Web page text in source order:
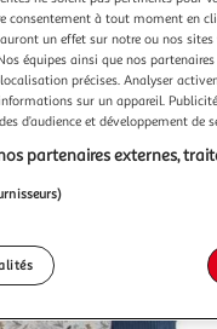
consentement à tout moment en
un effet sur notre ou nos
équipes ainsi que nos
précises. Analyser
sur un appareil.
d’audience et développement de
partenaires externes,